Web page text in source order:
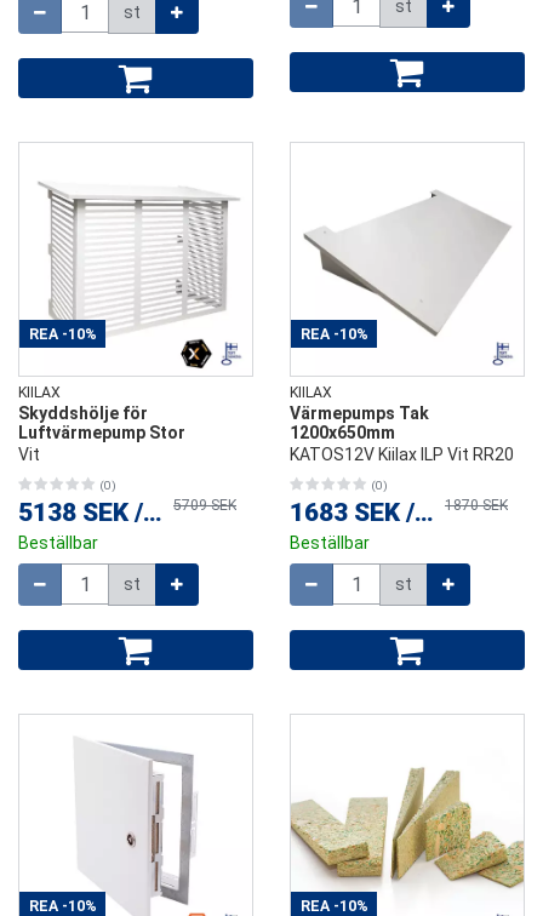
st st
REA -10%
KIILAX
Skyddshölje för
Luftvärmepump Stor
Vit
(0)
5138 SEK / st5709 SEK
Beställbar
st
REA -10%
KIILAX
Värmepumps Tak
1200x650mm
KATOS12V Kiilax ILP Vit RR20
(0)
1683 SEK / st1870 SEK
Beställbar
st
REA -10% REA -10%